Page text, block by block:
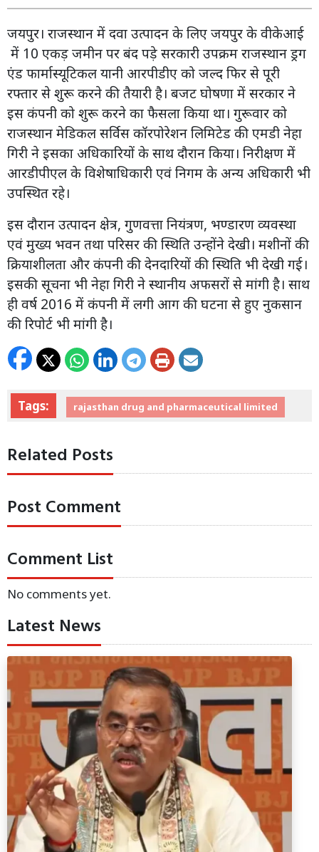
जयपुर। राजस्थान में दवा उत्पादन के लिए जयपुर के वीकेआई
में 10 एकड़ जमीन पर बंद पड़े सरकारी उपक्रम राजस्थान ड्रग
एंड फार्मास्यूटिकल यानी आरपीडीए को जल्द फिर से पूरी
रफ्तार से शुरू करने की तैयारी है। बजट घोषणा में सरकार ने
इस कंपनी को शुरू करने का फैसला किया था। गुरूवार को
राजस्थान मेडिकल सर्विस कॉरपोरेशन लिमिटेड की एमडी नेहा
गिरी ने इसका अधिकारियों के साथ दौरान किया। निरीक्षण में
आरडीपीएल के विशेषाधिकारी एवं निगम के अन्य अधिकारी भी
उपस्थित रहे।
इस दौरान उत्पादन क्षेत्र, गुणवत्ता नियंत्रण, भण्डारण व्यवस्था
एवं मुख्य भवन तथा परिसर की स्थिति उन्होंने देखी। मशीनों की
क्रियाशीलता और कंपनी की देनदारियों की स्थिति भी देखी गई।
इसकी सूचना भी नेहा गिरी ने स्थानीय अफसरों से मांगी है। साथ
ही वर्ष 2016 में कंपनी में लगी आग की घटना से हुए नुकसान
की रिपोर्ट भी मांगी है।
Tags: rajasthan drug and pharmaceutical limited
Related Posts
Post Comment
Comment List
No comments yet.
Latest News